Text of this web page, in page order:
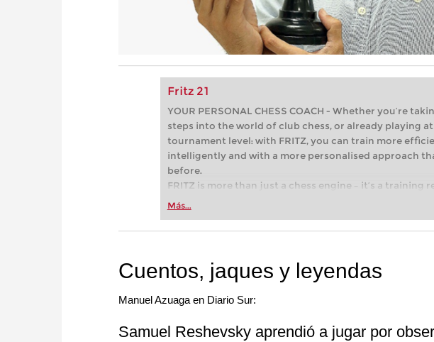
Fritz 21
YOUR PERSONAL CHESS COACH - Whether you’re
steps into the world of club chess, or already playing at
tournament level: with FRITZ, you can train more
intelligently and with a more personalised approach
before.
FRITZ is more than just a chess engine – it’s a training
Whether you’re taking your first steps into the world of
more efficiently, intelligently and with a more
Más...
Cuentos, jaques y leyendas
Manuel Azuaga en Diario Sur:
Samuel Reshevsky aprendió a jugar por